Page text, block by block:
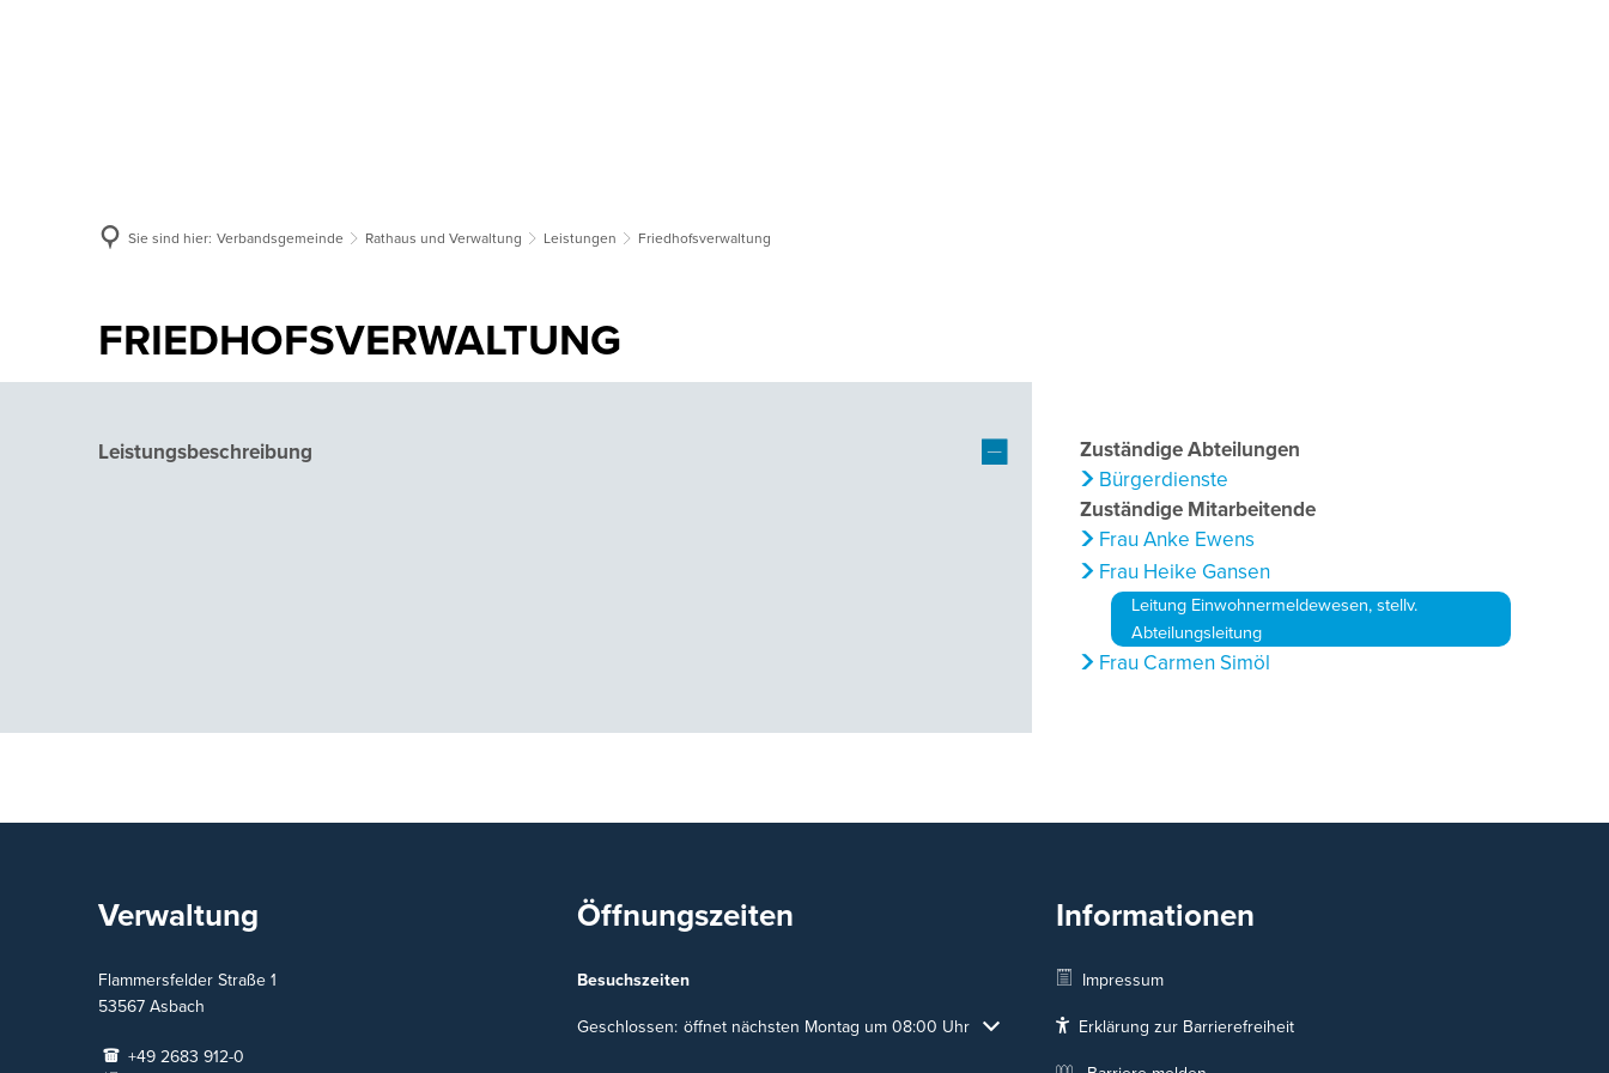
Sie sind hier: Verbandsgemeinde Rathaus und Verwaltung Leistungen Friedhofsverwaltung
FRIEDHOFSVERWALTUNG
Leistungsbeschreibung
Zuständige Abteilungen
Bürgerdienste
Zuständige Mitarbeitende
Frau Anke Ewens
Frau Heike Gansen
Leitung Einwohnermeldewesen, stellv.
Abteilungsleitung
Frau Carmen Simöl
Verwaltung
Flammersfelder Straße 1
53567 Asbach
+49 2683 912-0
Öffnungszeiten
Besuchszeiten
Klicken, um weitere Öffnungs- oder Schließzeiten auszublenden
Geschlossen: öffnet nächsten Montag um 08:00 Uhr
Informationen
Impressum
Erklärung zur Barrierefreiheit